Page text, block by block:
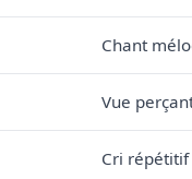
Chant
Vue
Cri